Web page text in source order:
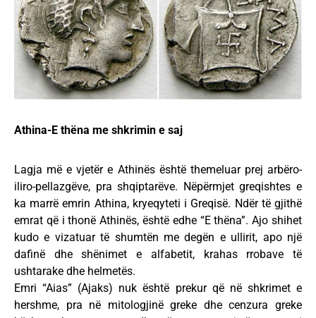
Athina-E thëna me shkrimin e saj
Lagja më e vjetër e Athinës është themeluar prej arbëro-
iliro-pellazgëve, pra shqiptarëve. Nëpërmjet greqishtes e
ka marrë emrin Athina, kryeqyteti i Greqisë. Ndër të gjithë
emrat që i thonë Athinës, është edhe “E thëna”. Ajo shihet
kudo e vizatuar të shumtën me degën e ullirit, apo një
dafinë dhe shënimet e alfabetit, krahas rrobave të
ushtarake dhe helmetës.
Emri “Aias” (Ajaks) nuk është prekur që në shkrimet e
hershme, pra në mitologjinë greke dhe cenzura greke